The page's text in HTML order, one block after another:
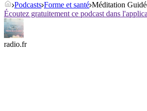
Podcasts Forme et santé Méditation
Écoutez gratuitement ce podcast dans
radio.fr